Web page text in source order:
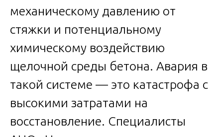
механическому давлению от
стяжки и потенциальному
химическому воздействию
щелочной среды бетона. Авария в
такой системе — это катастрофа с
высокими затратами на
восстановление. Специалисты